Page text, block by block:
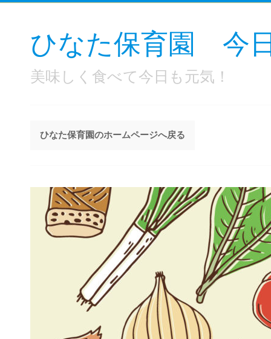
ひなた保育園 今
美味しく食べて今日も元気！
ひなた保育園のホームページへ戻る